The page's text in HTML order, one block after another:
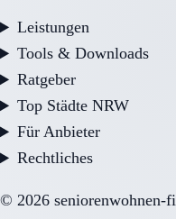
Leistungen
Tools & Downloads
Ratgeber
Top Städte NRW
Für Anbieter
Rechtliches
© 2026 seniorenwohnen-